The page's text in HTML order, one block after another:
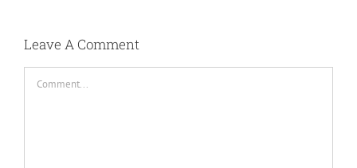
Leave A Comment